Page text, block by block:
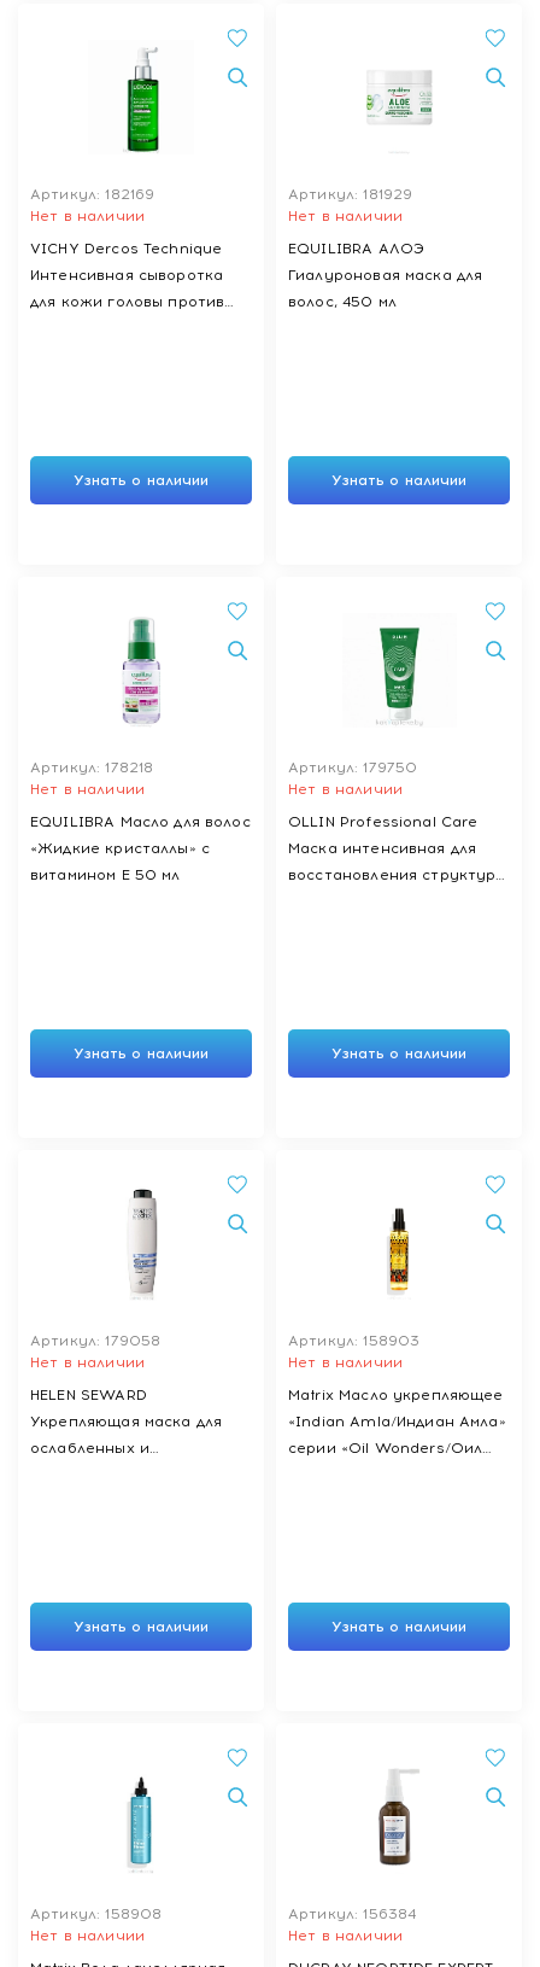
Артикул: 182169
Нет в наличии
VICHY Dercos Technique
Интенсивная сыворотка
для кожи головы против
Узнать о наличии
Артикул: 181929
Нет в наличии
EQUILIBRA АЛОЭ
Гиалуроновая маска для
волос, 450 мл
Узнать о наличии
Артикул: 178218
Нет в наличии
EQUILIBRA Масло для волос
«Жидкие кристаллы» с
витамином Е 50 мл
Узнать о наличии
Артикул: 179750
Нет в наличии
OLLIN Professional Care
Маска интенсивная для
восстановления структуры
Узнать о наличии
Артикул: 179058
Нет в наличии
HELEN SEWARD
Укрепляющая маска для
ослабленных и
Узнать о наличии
Артикул: 158903
Нет в наличии
Matrix Масло укрепляющее
«Indian Amla/Индиан Амла»
серии «Oil Wonders/Оил
Узнать о наличии
Артикул: 158908
Нет в наличии
Артикул: 156384
Нет в наличии